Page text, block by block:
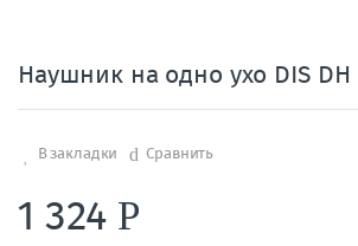
Наушник на одно ухо DIS DH
В закладки Сравнить
1 324 Р